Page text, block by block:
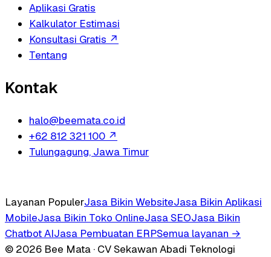
Aplikasi Gratis
Kalkulator Estimasi
Konsultasi Gratis ↗
Tentang
Kontak
halo@beemata.co.id
+62 812 321 100 ↗
Tulungagung, Jawa Timur
Layanan PopulerJasa Bikin WebsiteJasa Bikin Aplikasi
MobileJasa Bikin Toko OnlineJasa SEOJasa Bikin
Chatbot AIJasa Pembuatan ERPSemua layanan →
© 2026 Bee Mata · CV Sekawan Abadi Teknologi